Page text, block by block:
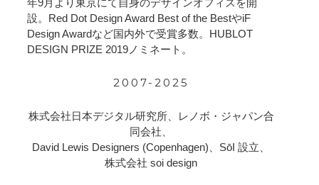
年9月より東京にて自身のデザインオフィスを開
設。Red Dot Design Award Best of the BestやiF
Design Awardなど国内外で受賞多数。HUBLOT
DESIGN PRIZE 2019ノミネート。
2007-2025
株式会社日本デジタル研究所、レノボ・ジャパン合
同会社、
David Lewis Designers (Copenhagen)、SōI 設立、
株式会社 soi design